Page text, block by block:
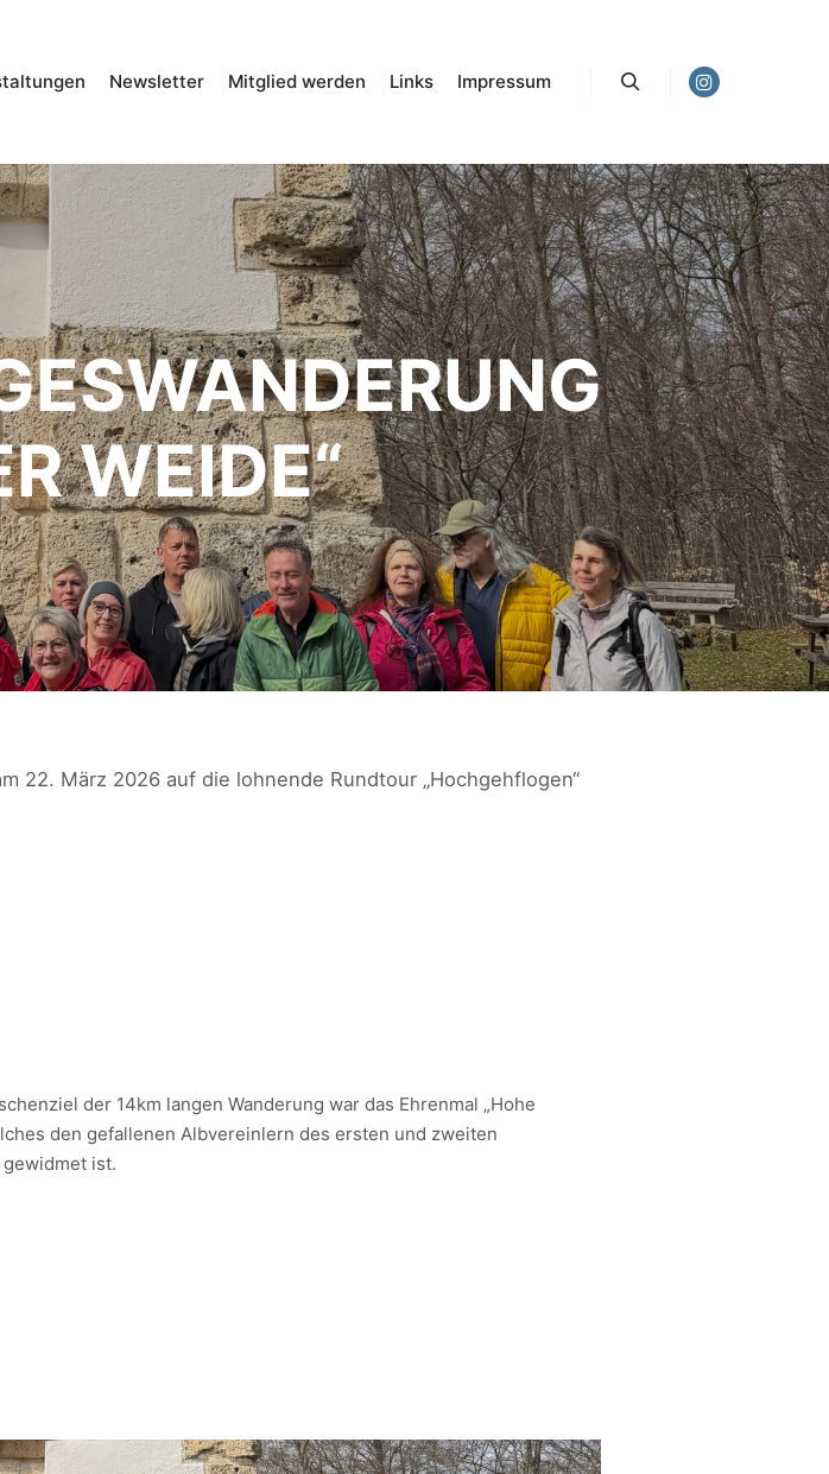
Newsletter Mitglied werden Links Impressum
WEIDE“
22. März 2026 auf die lohnende Rundtour „Hochgehflogen“
der 14km langen Wanderung war das Ehrenmal „Hohe
den gefallenen Albvereinlern des ersten und zweiten
ist.